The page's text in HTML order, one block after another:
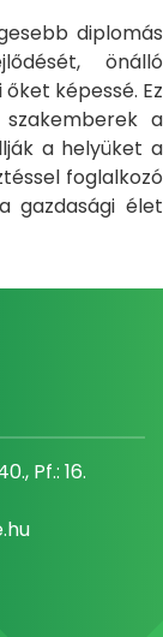
diplomás
önálló
képessé. Ez
a
a helyüket a
foglalkozó
gazdasági élet
Pf.: 16.